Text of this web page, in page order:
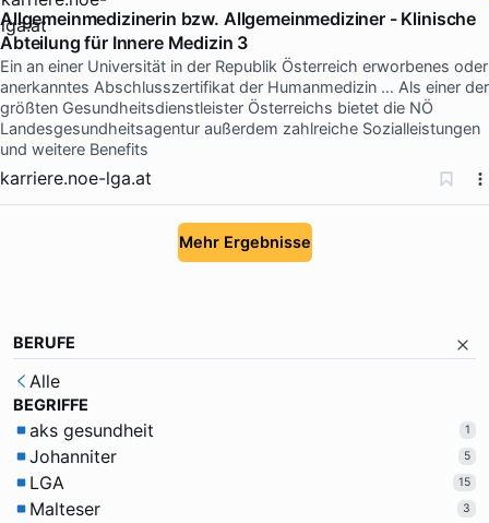
Allgemeinmedizinerin bzw. Allgemeinmediziner - Klinische
Abteilung für Innere Medizin 3
Ein an einer Universität in der Republik Österreich erworbenes oder
anerkanntes Abschlusszertifikat der Humanmedizin … Als einer der
größten Gesundheitsdienstleister Österreichs bietet die NÖ
Landesgesundheitsagentur außerdem zahlreiche Sozialleistungen
und weitere Benefits
karriere.noe-lga.at
Mehr Ergebnisse
BERUFE
Alle
BEGRIFFE
aks gesundheit 1
Johanniter 5
LGA 15
Malteser 3